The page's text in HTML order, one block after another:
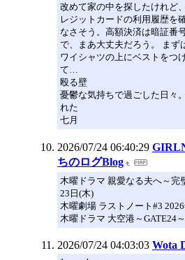
改めて家の中を探したけれど
レジットカードの利用履歴を
なさそう。高額決済は暗証番
で、まあ大丈夫だろう。 まず
ワイシャツの上にベストをつ
て…
殴る壁
憂鬱な気持ちで過ごした日々
れた
七月
2026/07/24 06:40:29
ちのログBlog
木曜ドラマ 親愛なる夫へ～完
23日(木)
木曜劇場 ラストノート#3
木曜ドラマ 大空港～GATE24
2026/07/24 04:03:03 Wota